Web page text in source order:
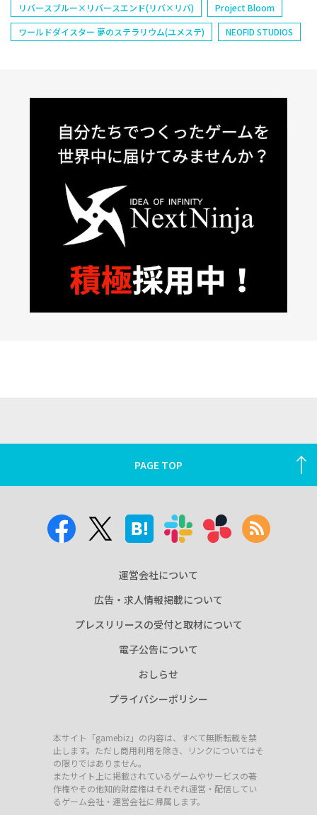
リバースブルー×リバースエンド(リバ×リバ)
Project Bloom
ワールドダイスター 夢のステラリウム(ユメステ)
NEOFID STUDIOS
PAGE TOP
運営会社について
広告・求人情報掲載について
プレスリリースの受付と取材について
電子公告について
おしらせ
プライバシーポリシー
本サイト「gamebiz」の内容は、すべて無断転載を禁
止します。ただし商用利用を除き、リンクについてはそ
の限りではありません。
またサイト上に掲載されているゲームやサービスの著
作権やその他知的財産権はそれぞれ運営・配信してい
るゲーム会社・運営会社に帰属します。